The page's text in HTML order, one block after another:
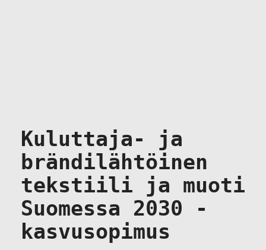
Kuluttaja- ja
brändilähtöinen
tekstiili ja muoti
Suomessa 2030 -
kasvusopimus